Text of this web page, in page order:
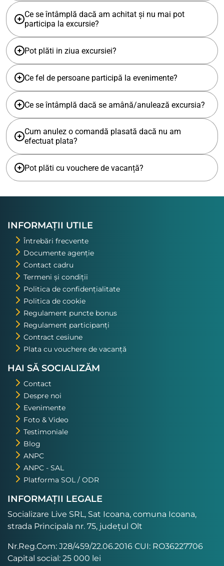
Ce se întâmplă dacă am achitat și nu mai pot
participa la excursie?
Pot plăti in ziua excursiei?
Ce fel de persoane participă la evenimente?
Ce se întâmplă dacă se amână/anulează excursia?
Cum anulez o comandă plasată dacă nu am
efectuat plata?
Pot plăti cu vouchere de vacanță?
INFORMAȚII UTILE
Întrebări frecvente
Documente agenție
Contact cadru
Termeni și condiții
Politica de confidențialitate
Politica de cookie
Regulament puncte bonus
Regulament participanți
Contract cesiune
Plata cu vouchere de vacanță
HAI SĂ SOCIALIZĂM
Contact
Despre noi
Evenimente
Foto & Video
Testimoniale
Blog
ANPC
ANPC - SAL
Platforma SOL / ODR
INFORMAȚII LEGALE
Socializare Live SRL, Sat Icoana, comuna Icoana,
strada Principala nr. 75, județul Olt
Nr.Reg.Com: J28/459/22.06.2016 CUI: RO36227706
Capital social: 25 000 lei